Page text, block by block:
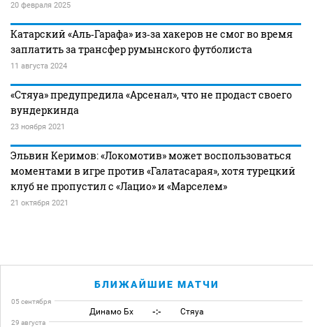
20 февраля 2025
Катарский «Аль‑Гарафа» из‑за хакеров не смог во время
заплатить за трансфер румынского футболиста
11 августа 2024
«Стяуа» предупредила «Арсенал», что не продаст своего
вундеркинда
23 ноября 2021
Эльвин Керимов: «Локомотив» может воспользоваться
моментами в игре против «Галатасарая», хотя турецкий
клуб не пропустил с «Лацио» и «Марселем»
21 октября 2021
БЛИЖАЙШИЕ МАТЧИ
05 сентября
Динамо Бх -:- Стяуа
29 августа